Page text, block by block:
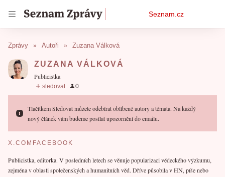
menu
Seznam.cz
Zprávy Autoři Zuzana Válková
ZUZANA VÁLKOVÁ
publicistka
Tlačítkem Sledovat můžete odebírat oblíbené autory a témata. Na každý
nový článek vám budeme posílat upozornění do emailu.
X.COM FACEBOOK
Publicistka, editorka. V posledních letech se věnuje popularizaci vědeckého výzkumu,
zejména v oblasti společenských a humanitních věd. Dříve působila v HN, píše nebo